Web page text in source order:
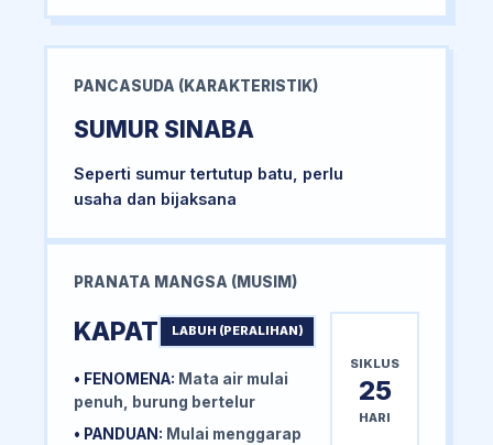
PANCASUDA (KARAKTERISTIK)
SUMUR SINABA
Seperti sumur tertutup batu, perlu
usaha dan bijaksana
PRANATA MANGSA (MUSIM)
KAPAT LABUH (PERALIHAN)
• FENOMENA: Mata air mulai
penuh, burung bertelur
• PANDUAN: Mulai menggarap
SIKLUS
25
HARI